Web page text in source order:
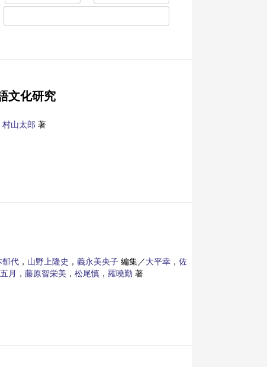
文化研究
村山太郎 著
郁代 ， 山野上隆史 ， 義永美央子 編集／大平幸 ， 佐
月 ， 藤原智栄美 ， 松尾慎 ， 羅曉勤 著